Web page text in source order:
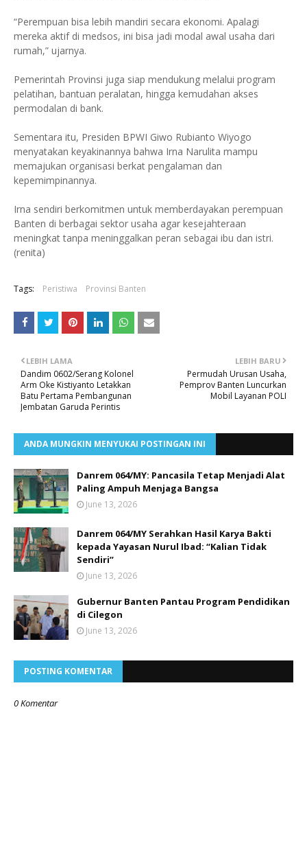
“Perempuan bisa lebih mandiri secara ekonomi. Apalagi
mereka aktif di medsos, ini bisa jadi modal awal usaha dari
rumah,” ujarnya.
Pemerintah Provinsi juga siap mendukung melalui program
pelatihan, bantuan peralatan, hingga kemudahan akses
permodalan di bank.
Sementara itu, Presiden BPWI Giwo Rubianto Wiyogo
menyatakan keyakinannya bahwa Irna Narulita mampu
memajukan organisasi berkat pengalaman dan
kepemimpinannya.
Irna sendiri berkomitmen untuk memberdayakan perempuan
Banten di berbagai sektor usaha agar kesejahteraan
meningkat tanpa meninggalkan peran sebagai ibu dan istri.
(renita)
Tags: Peristiwa Provinsi Banten
LEBIH BARU
Permudah Urusan Usaha,
Pemprov Banten Luncurkan
Mobil Layanan POLI
LEBIH LAMA
Dandim 0602/Serang Kolonel
Arm Oke Kistiyanto Letakkan
Batu Pertama Pembangunan
Jembatan Garuda Perintis
ANDA MUNGKIN MENYUKAI POSTINGAN INI
Danrem 064/MY: Pancasila Tetap Menjadi Alat
Paling Ampuh Menjaga Bangsa
June 13, 2026
Danrem 064/MY Serahkan Hasil Karya Bakti
kepada Yayasan Nurul Ibad: “Kalian Tidak
Sendiri”
June 13, 2026
Gubernur Banten Pantau Program Pendidikan
di Cilegon
June 13, 2026
POSTING KOMENTAR
0 Komentar